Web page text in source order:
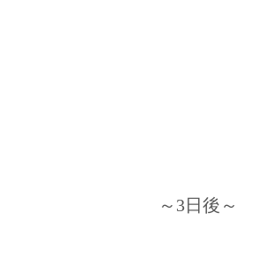
～3日後～